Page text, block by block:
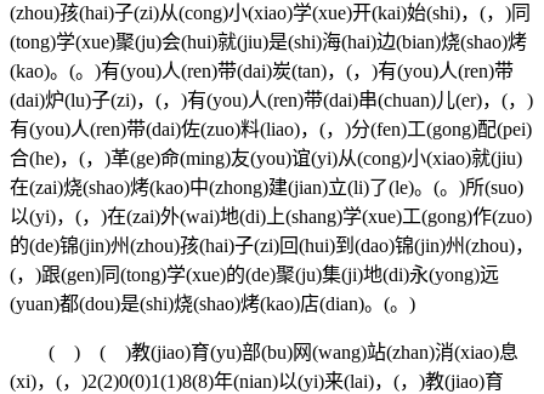
(zhou)孩(hai)子(zi)从(cong)小(xiao)学(xue)开(kai)始(shi)，(，)同
(tong)学(xue)聚(ju)会(hui)就(jiu)是(shi)海(hai)边(bian)烧(shao)烤
(kao)。(。)有(you)人(ren)带(dai)炭(tan)，(，)有(you)人(ren)带
(dai)炉(lu)子(zi)，(，)有(you)人(ren)带(dai)串(chuan)儿(er)，(，)
有(you)人(ren)带(dai)佐(zuo)料(liao)，(，)分(fen)工(gong)配(pei)
合(he)，(，)革(ge)命(ming)友(you)谊(yi)从(cong)小(xiao)就(jiu)
在(zai)烧(shao)烤(kao)中(zhong)建(jian)立(li)了(le)。(。)所(suo)
以(yi)，(，)在(zai)外(wai)地(di)上(shang)学(xue)工(gong)作(zuo)
的(de)锦(jin)州(zhou)孩(hai)子(zi)回(hui)到(dao)锦(jin)州(zhou)，
(，)跟(gen)同(tong)学(xue)的(de)聚(ju)集(ji)地(di)永(yong)远
(yuan)都(dou)是(shi)烧(shao)烤(kao)店(dian)。(。)
( ) ( )教(jiao)育(yu)部(bu)网(wang)站(zhan)消(xiao)息
(xi)，(，)2(2)0(0)1(1)8(8)年(nian)以(yi)来(lai)，(，)教(jiao)育